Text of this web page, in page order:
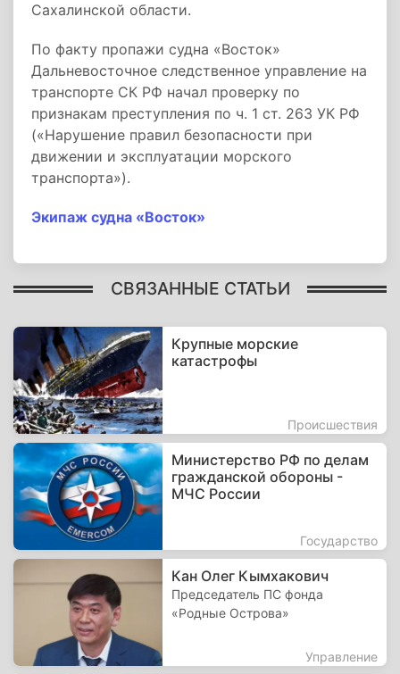
Сахалинской области.
По факту пропажи судна «Восток»
Дальневосточное следственное управление на
транспорте СК РФ начал проверку по
признакам преступления по ч. 1 ст. 263 УК РФ
(«Нарушение правил безопасности при
движении и эксплуатации морского
транспорта»).
Экипаж судна «Восток»
СВЯЗАННЫЕ СТАТЬИ
Крупные морские
катастрофы
Происшествия
Министерство РФ по делам
гражданской обороны -
МЧС России
Государство
Кан Олег Кымхакович
Председатель ПС фонда
«Родные Острова»
Управление